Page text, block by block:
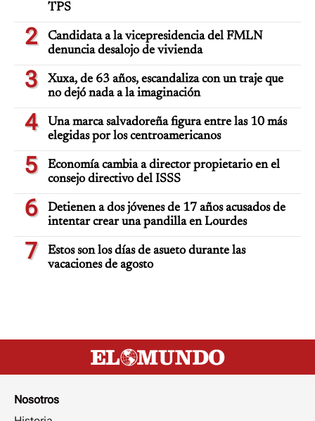
TPS
2
Candidata a la vicepresidencia del FMLN
denuncia desalojo de vivienda
3
Xuxa, de 63 años, escandaliza con un traje que
no dejó nada a la imaginación
4
Una marca salvadoreña figura entre las 10 más
elegidas por los centroamericanos
5
Economía cambia a director propietario en el
consejo directivo del ISSS
6
Detienen a dos jóvenes de 17 años acusados de
intentar crear una pandilla en Lourdes
7
Estos son los días de asueto durante las
vacaciones de agosto
Nosotros